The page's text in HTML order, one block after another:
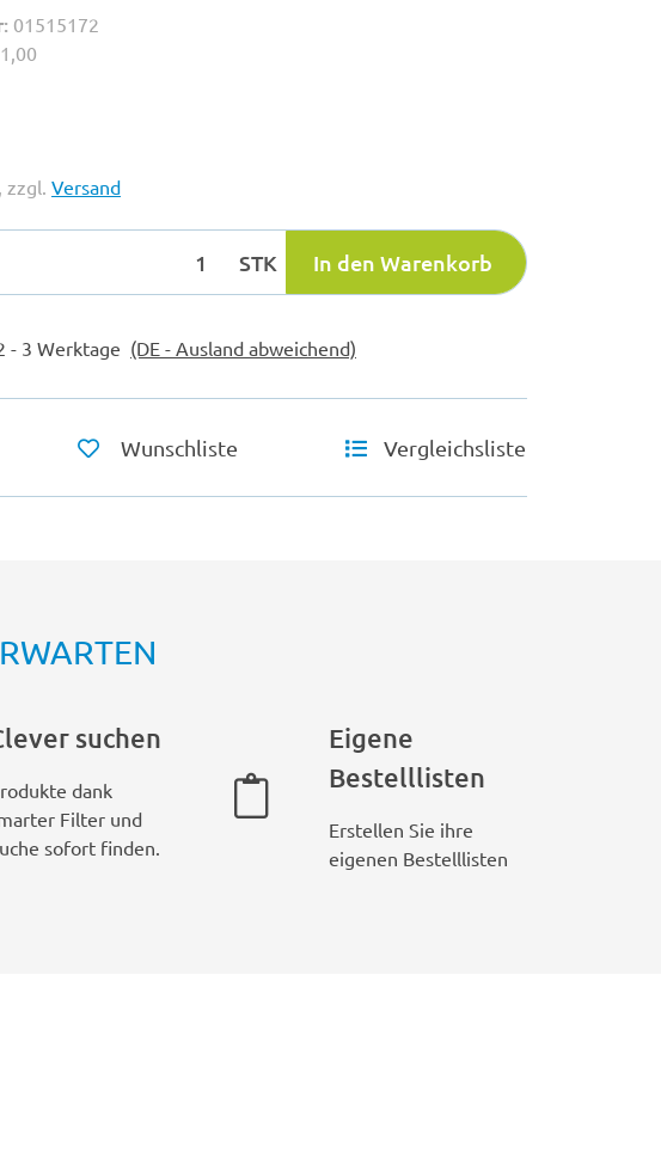
01515172
1,00
zzgl. Versand
STK In den Warenkorb
- 3 Werktage (DE - Ausland abweichend)
Wunschliste Vergleichsliste
suchen
dank
Filter und
sofort finden.
Eigene
Bestelllisten
Erstellen Sie ihre
eigenen Bestelllisten